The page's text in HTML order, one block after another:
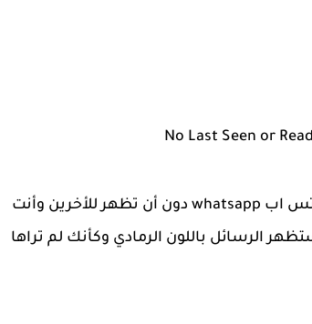
يتيح لك التطبيق رؤية وقراءة الرسائل التي تصلك على الواتس اب whatsapp دون أن تظهر للأخرين وأنت
الرسائل باللون الرمادي وكأنك لم تراها